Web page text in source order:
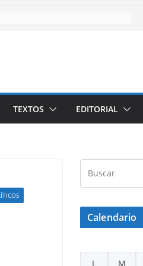
TEXTOS EDITORIAL
Calendario
L
M